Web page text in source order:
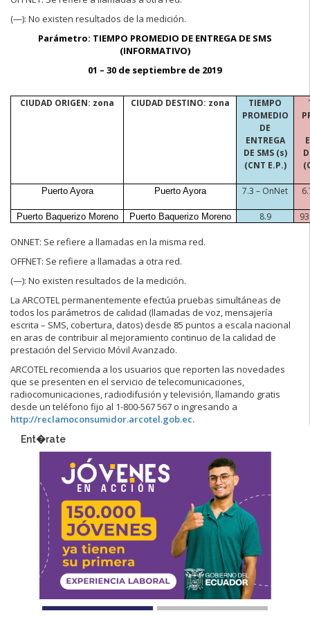
(—): No existen resultados de la medición.
Parámetro: TIEMPO PROMEDIO DE ENTREGA DE SMS
(INFORMATIVO)
01 – 30 de septiembre de 2019
CIUDAD ORIGEN: zona CIUDAD DESTINO: zona
TIEMPO
PROMEDIO
DE
ENTREGA
DE SMS (s)
(CNT E.P.)
Puerto Ayora Puerto Ayora 7.3 – OnNet
Puerto Baquerizo Moreno Puerto Baquerizo Moreno 8.9
ONNET: Se refiere a llamadas en la misma red.
OFFNET: Se refiere a llamadas a otra red.
(—): No existen resultados de la medición.
La ARCOTEL permanentemente efectúa pruebas simultáneas de
todos los parámetros de calidad (llamadas de voz, mensajería
escrita – SMS, cobertura, datos) desde 85 puntos a escala nacional
en aras de contribuir al mejoramiento continuo de la calidad de
prestación del Servicio Móvil Avanzado.
ARCOTEL recomienda a los usuarios que reporten las novedades
que se presenten en el servicio de telecomunicaciones,
radiocomunicaciones, radiodifusión y televisión, llamando gratis
desde un teléfono fijo al 1-800-567 567 o ingresando a
http://reclamoconsumidor.arcotel.gob.ec.
Ent�rate